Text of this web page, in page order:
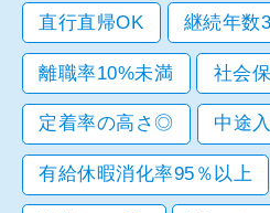
直行直帰OK 継続年数
離職率10%未満 社会
定着率の高さ◎ 中途
有給休暇消化率95％以上